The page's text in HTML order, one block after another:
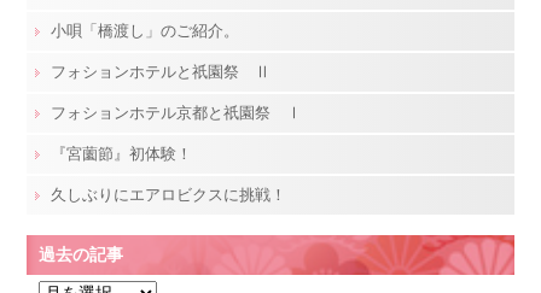
小唄「橋渡し」のご紹介。
フォションホテルと祇園祭 Ⅱ
フォションホテル京都と祇園祭 Ⅰ
『宮薗節』初体験！
久しぶりにエアロビクスに挑戦！
過去の記事